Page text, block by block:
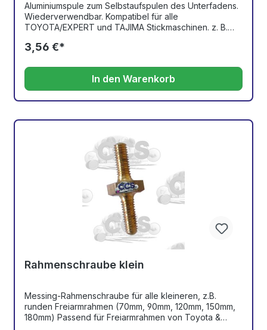
Aluminiumspule zum Selbstaufspulen des Unterfadens.
Wiederverwendbar. Kompatibel für alle
TOYOTA/EXPERT und TAJIMA Stickmaschinen. z. B.
3,56 €*
In den Warenkorb
Rahmenschraube klein
Messing-Rahmenschraube für alle kleineren, z.B.
runden Freiarmrahmen (70mm, 90mm, 120mm, 150mm,
180mm) Passend für Freiarmrahmen von Toyota &